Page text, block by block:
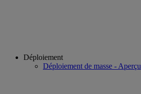
Déploiement
Déploiement de masse - Aperçu